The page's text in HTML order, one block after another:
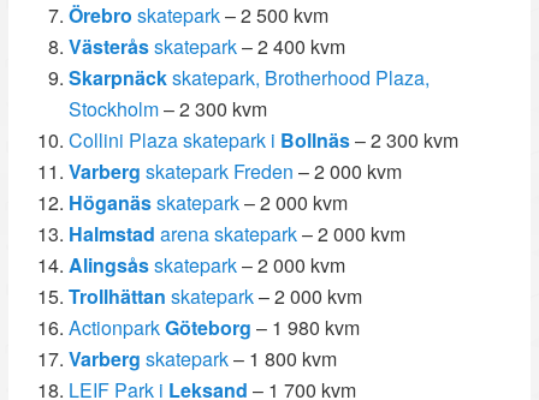
Örebro skatepark– 2 500 kvm
Västeråsskatepark– 2 400 kvm
Skarpnäckskatepark, Brotherhood Plaza,
Stockholm– 2 300 kvm
Collini Plaza skatepark i Bollnäs– 2 300 kvm
Varberg skatepark Freden – 2 000 kvm
Höganässkatepark– 2 000 kvm
Halmstad arena skatepark– 2 000 kvm
Alingsåsskatepark– 2 000 kvm
Trollhättan skatepark– 2 000 kvm
ActionparkGöteborg – 1 980 kvm
Varberg skatepark– 1 800 kvm
LEIF Park i Leksand – 1 700 kvm